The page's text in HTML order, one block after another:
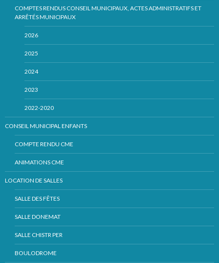
COMPTES RENDUS CONSEIL MUNICIPAUX, ACTES ADMINISTRATIFS ET
ARRÊTÉS MUNICIPAUX
2026
2025
2024
2023
2022-2020
CONSEIL MUNICIPAL ENFANTS
COMPTE RENDU CME
ANIMATIONS CME
LOCATION DE SALLES
SALLE DES FÊTES
SALLE DONEMAT
SALLE CHISTR PER
BOULODROME